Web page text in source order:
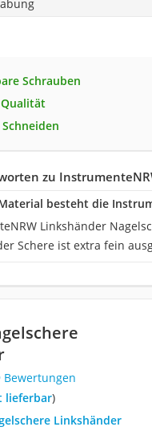
Schrauben
zu
besteht die
Linkshänder
Schere ist extra fein
Bewertungen
lieferbar)
Linkshänder